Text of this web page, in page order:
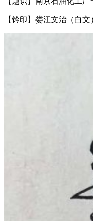
【钤印】娄江文治（白